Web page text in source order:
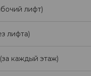
лифт)
лифта)
(за каждый этаж)